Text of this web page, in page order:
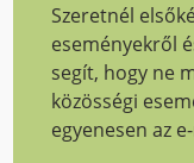
Szeretnél
eseményekről
segít, hogy ne
közösségi
egyenesen az